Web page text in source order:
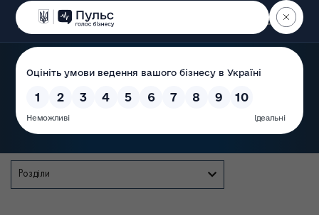
Пошук
Розділи